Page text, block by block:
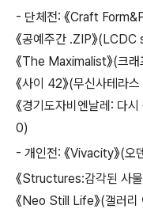
- 단체전: 《Craft
《공예주간 .ZIP》(LCDC
《The Maximalist》(크래
《사이 42》(무신사테라스
《경기도자비엔날레 : 다시
0)
- 개인전: 《Vivacity》(오
《Structures:감각된 사
《Neo Still Life》(갤러리